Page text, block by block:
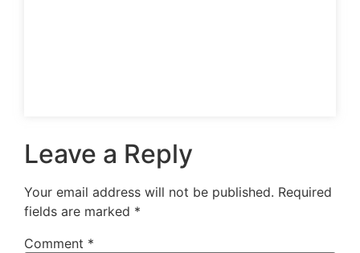
Leave a Reply
Your email address will not be published. Required
fields are marked *
Comment *